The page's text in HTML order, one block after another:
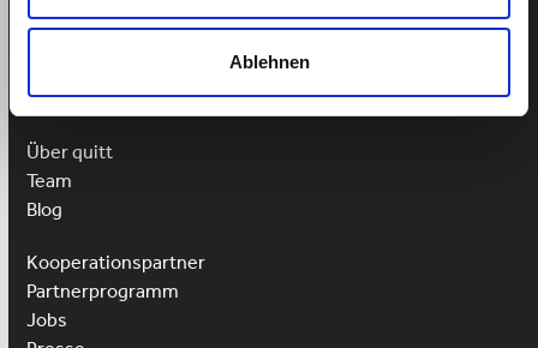
Ablehnen
Weitere Links
Über quitt
Team
Blog
Kooperationspartner
Partnerprogramm
Jobs